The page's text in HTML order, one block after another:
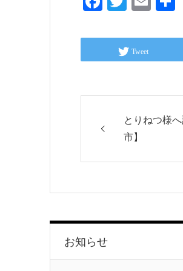
Tweet
とりねつ様
市】
お知らせ